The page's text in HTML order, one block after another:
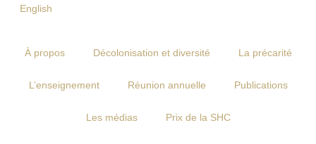
English
À propos Décolonisation et diversité La précarité
L’enseignement Réunion annuelle Publications
Les médias Prix de la SHC